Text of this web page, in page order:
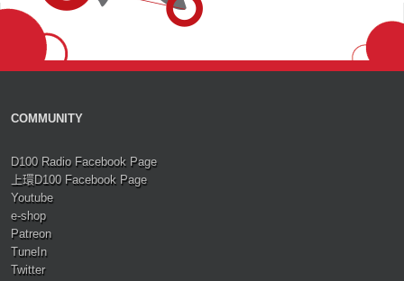
COMMUNITY
D100 Radio Facebook Page
上環D100 Facebook Page
Youtube
e-shop
Patreon
TuneIn
Twitter